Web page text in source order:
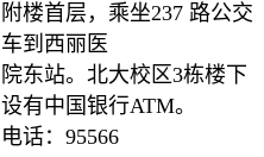
附楼首层，乘坐237 路公交
车到西丽医
院东站。北大校区3栋楼下
设有中国银行ATM。
电话：95566